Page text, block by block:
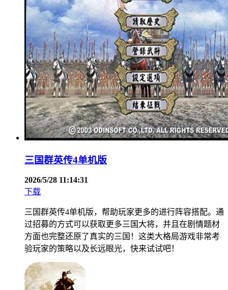
三国群英传4单机版
2026/5/28 11:14:31
下载
三国群英传4单机版，帮助玩家更多的进行阵容搭配。通
过招募的方式可以获取更多三国大将，并且在剧情题材
方面也完整还原了真实的三国！这类大格局游戏非常考
验玩家的策略以及长远眼光，快来试试吧！